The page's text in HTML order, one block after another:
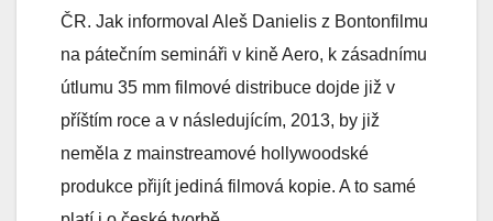
ČR. Jak informoval Aleš Danielis z Bontonfilmu
na pátečním semináři v kině Aero, k zásadnímu
útlumu 35 mm filmové distribuce dojde již v
příštím roce a v následujícím, 2013, by již
neměla z mainstreamové hollywoodské
produkce přijít jediná filmová kopie. A to samé